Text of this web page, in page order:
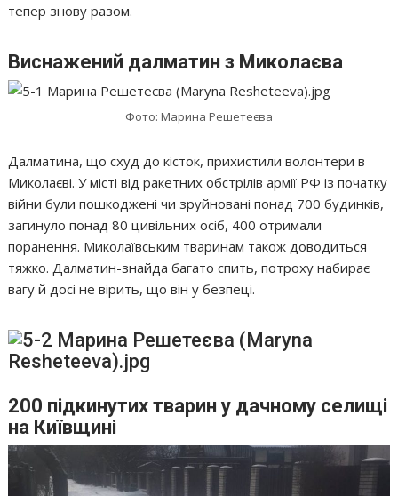
тепер знову разом.
Виснажений далматин з Миколаєва
Фото: Марина Решетеєва
Далматина, що схуд до кісток, прихистили волонтери в
Миколаєві. У місті від ракетних обстрілів армії РФ із початку
війни були пошкоджені чи зруйновані понад 700 будинків,
загинуло понад 80 цивільних осіб, 400 отримали
поранення. Миколаївським тваринам також доводиться
тяжко. Далматин-знайда багато спить, потроху набирає
вагу й досі не вірить, що він у безпеці.
200 підкинутих тварин у дачному селищі
на Київщині